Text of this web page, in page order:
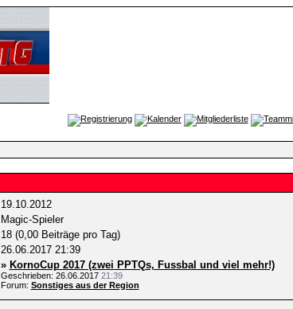
19.10.2012
Magic-Spieler
18 (0,00 Beiträge pro Tag)
26.06.2017 21:39
» KornoCup 2017 (zwei PPTQs, Fussbal und viel mehr!)
Geschrieben: 26.06.2017 21:39
Forum: Sonstiges aus der Region